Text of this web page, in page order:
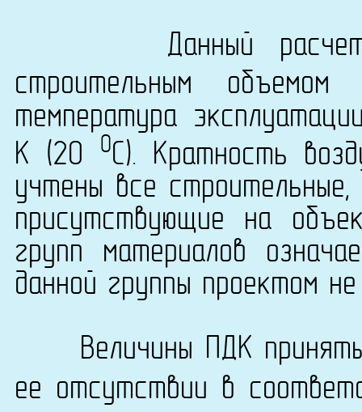
Данный расчет
строительным
температура
K (20
0C). Кратность
учтены все
присутствующие на
групп материалов
данной группы проектом
Величины ПДК
ее отсутствии в